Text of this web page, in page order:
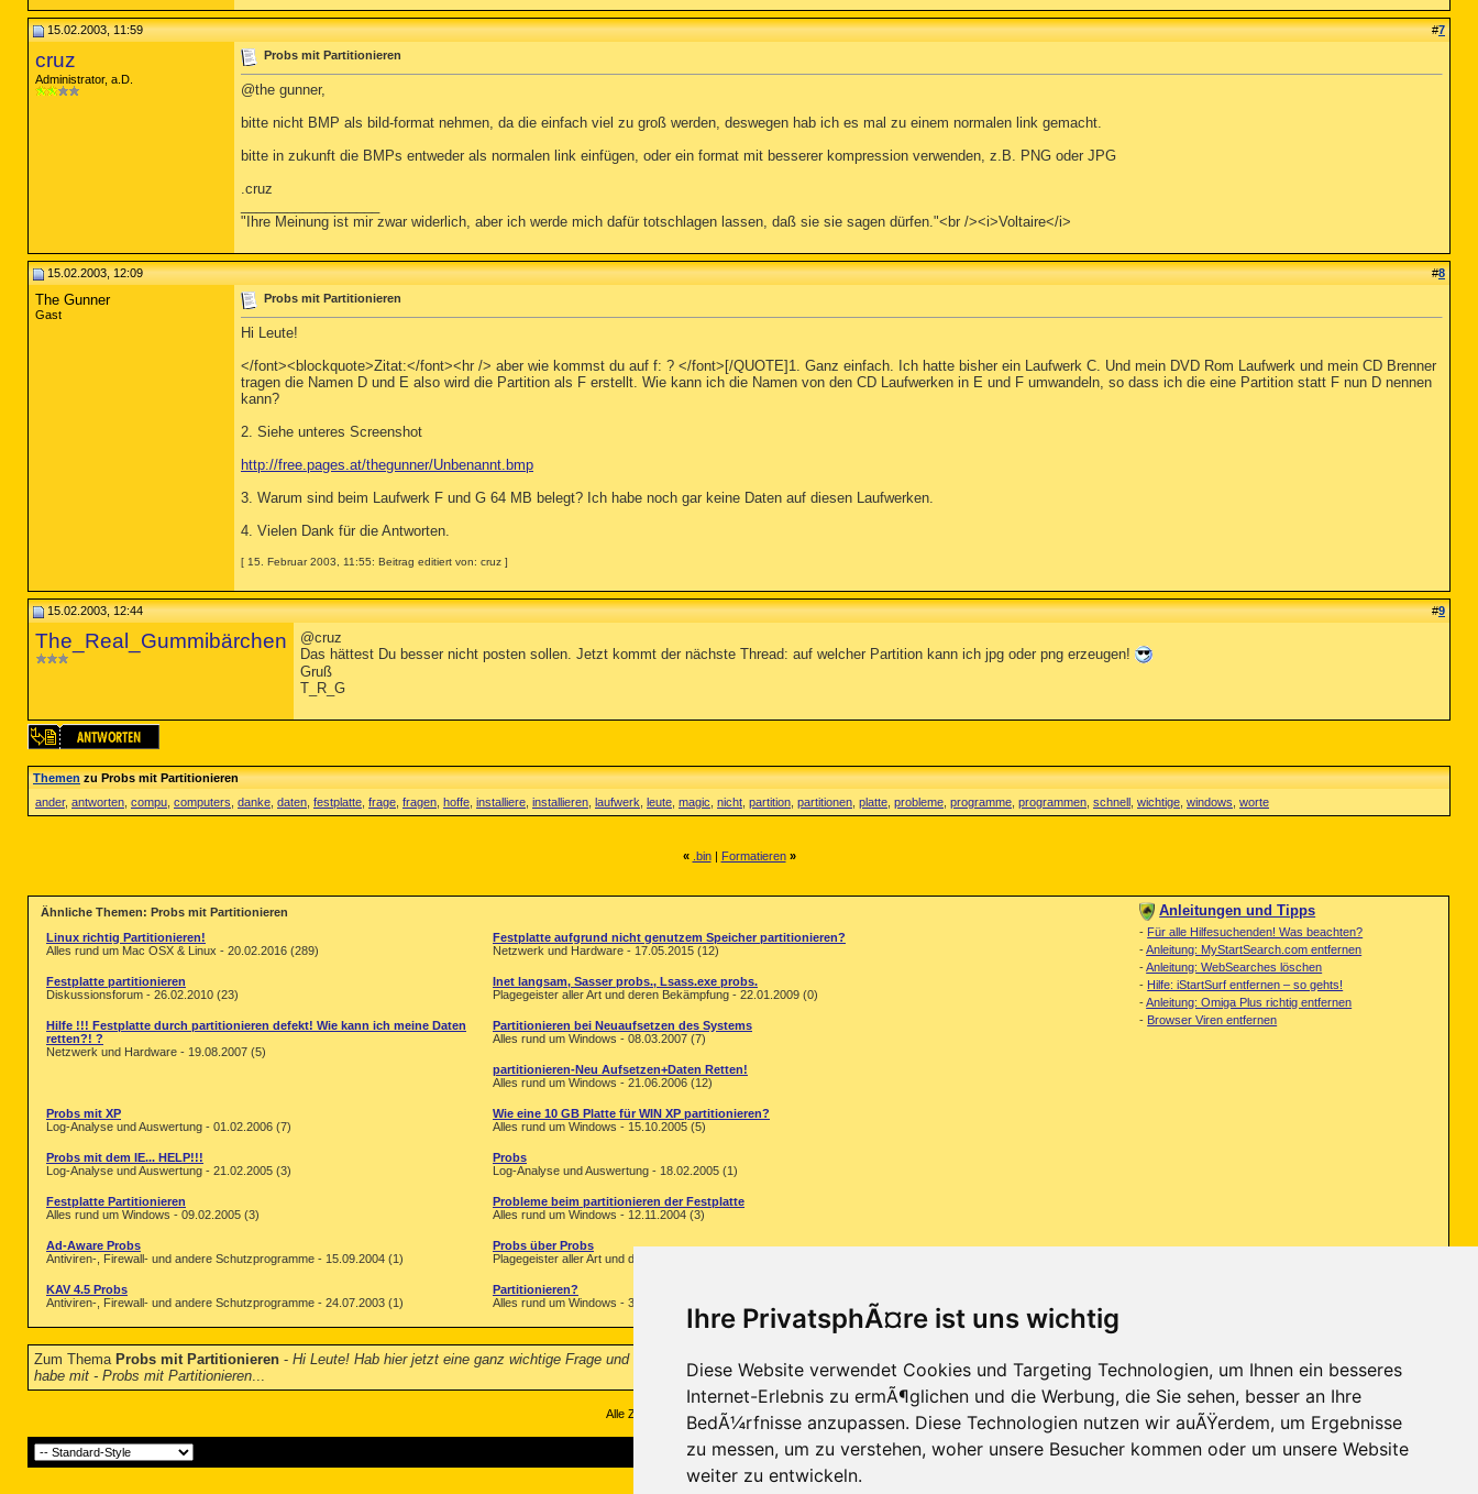
Ihre PrivatsphÃ¤re ist uns wichtig
Diese Website verwendet Cookies und Targeting Technologien, um Ihnen ein besseres
Internet-Erlebnis zu ermÃ¶glichen und die Werbung, die Sie sehen, besser an Ihre
BedÃ¼rfnisse anzupassen. Diese Technologien nutzen wir auÃŸerdem, um Ergebnisse
zu messen, um zu verstehen, woher unsere Besucher kommen oder um unsere Website
weiter zu entwickeln.
15.02.2003, 11:59 #7
cruz
Administrator, a.D.
Probs mit Partitionieren
@the gunner,
bitte nicht BMP als bild-format nehmen, da die einfach viel zu groß werden, deswegen hab ich es mal zu einem normalen link gemacht.
bitte in zukunft die BMPs entweder als normalen link einfügen, oder ein format mit besserer kompression verwenden, z.B. PNG oder JPG
.cruz
"Ihre Meinung ist mir zwar widerlich, aber ich werde mich dafür totschlagen lassen, daß sie sie sagen dürfen."<br /><i>Voltaire</i>
15.02.2003, 12:09 #8
The Gunner
Gast
Probs mit Partitionieren
Hi Leute!
</font><blockquote>Zitat:</font><hr /> aber wie kommst du auf f: ? </font>[/QUOTE]1. Ganz einfach. Ich hatte bisher ein Laufwerk C. Und mein DVD Rom Laufwerk und mein CD Brenner
tragen die Namen D und E also wird die Partition als F erstellt. Wie kann ich die Namen von den CD Laufwerken in E und F umwandeln, so dass ich die eine Partition statt F nun D nennen
kann?
2. Siehe unteres Screenshot
http://free.pages.at/thegunner/Unbenannt.bmp
3. Warum sind beim Laufwerk F und G 64 MB belegt? Ich habe noch gar keine Daten auf diesen Laufwerken.
4. Vielen Dank für die Antworten.
[ 15. Februar 2003, 11:55: Beitrag editiert von: cruz ]
15.02.2003, 12:44 #9
The_Real_Gummibärchen
@cruz
Das hättest Du besser nicht posten sollen. Jetzt kommt der nächste Thread: auf welcher Partition kann ich jpg oder png erzeugen!
Gruß
T_R_G
Themenzu Probs mit Partitionieren
ander, antworten compu computers danke daten festplatte frage fragen hoffe installiere installieren laufwerk leute magic nicht partition partitionen platte probleme programme programmen schnell wichtige windows worte
« .bin| Formatieren »
Ähnliche Themen: Probs mit Partitionieren
Linux richtig Partitionieren!
Alles rund um Mac OSX & Linux - 20.02.2016 (289)
Festplatte aufgrund nicht genutzem Speicher partitionieren?
Netzwerk und Hardware - 17.05.2015 (12)
Festplatte partitionieren
Diskussionsforum - 26.02.2010 (23)
Inet langsam, Sasser probs., Lsass.exe probs.
Plagegeister aller Art und deren Bekämpfung - 22.01.2009 (0)
Hilfe !!! Festplatte durch partitionieren defekt! Wie kann ich meine Daten
retten?! ?
Netzwerk und Hardware - 19.08.2007 (5)
Partitionieren bei Neuaufsetzen des Systems
Alles rund um Windows - 08.03.2007 (7)
partitionieren-Neu Aufsetzen+Daten Retten!
Alles rund um Windows - 21.06.2006 (12)
Probs mit XP
Log-Analyse und Auswertung - 01.02.2006 (7)
Wie eine 10 GB Platte für WIN XP partitionieren?
Alles rund um Windows - 15.10.2005 (5)
Probs mit dem IE... HELP!!!
Log-Analyse und Auswertung - 21.02.2005 (3)
Probs
Log-Analyse und Auswertung - 18.02.2005 (1)
Festplatte Partitionieren
Alles rund um Windows - 09.02.2005 (3)
Probleme beim partitionieren der Festplatte
Alles rund um Windows - 12.11.2004 (3)
Ad-Aware Probs
Antiviren-, Firewall- und andere Schutzprogramme - 15.09.2004 (1)
Probs über Probs
Plagegeister aller Art und deren Bekämpfung - 20.06.2004 (3)
KAV 4.5 Probs
Antiviren-, Firewall- und andere Schutzprogramme - 24.07.2003 (1)
Partitionieren?
Alles rund um Windows - 31.01.2003 (1)
Anleitungen und Tipps
- Für alle Hilfesuchenden! Was beachten?
-Anleitung: MyStartSearch.com entfernen
-Anleitung: WebSearches löschen
- Hilfe: iStartSurf entfernen – so gehts!
-Anleitung: Omiga Plus richtig entfernen
- Browser Viren entfernen
Zum Thema Probs mit Partitionieren - Hi Leute! Hab hier jetzt eine ganz wichtige Frage und hoffe sie wird so schnell wie möglich beantwortet, denn das Überleben meines Computers könnte davon abhängen. Also ich
habe mit - Probs mit Partitionieren...
Alle Zeitangaben in WEZ +1. Es ist jetzt
Kontakt-Trojaner-Board-Archiv-Datenschutzerklärung-Nach oben